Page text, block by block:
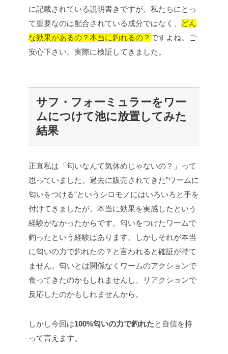
に記載されている説明書きですが、私たちにとっ
て重要なのは配合されている成分ではなく、
どん
な効果があるの？本当に釣れるの？ ですよね。ご
安心下さい。実際に検証してきました。
サフ・フォーミュラーをワー
ムにつけて池に放置してみた
結果
正直私は「匂いなんて気休めじゃないの？」って
思っていました。過去に販売されてきた”ワームに
匂いをつける”というシロモノにはいろいろと手を
付けてきましたが、本当に効果を実感したという
経験がなかったからです。匂いをつけたワームで
釣ったという経験はあります。しかしそれが本当
に匂いの力で釣れたの？と言われると確証が持て
ません。匂いとは関係なくワームのアクションで
食ってきたのかもしれませんし、リアクションで
反応したのかもしれませんから。
しかし今回は100%匂いの力で釣れたと自信を持
って言えます。